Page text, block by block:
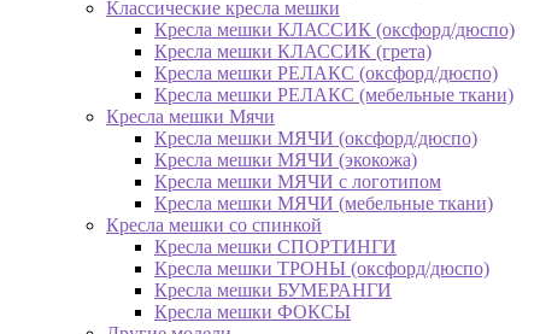
Классические кресла мешки
Кресла мешки КЛАССИК (оксфорд/дюспо)
Кресла мешки КЛАССИК (грета)
Креслa мешки РЕЛАКС (оксфорд/дюспо)
Креслa мешки РЕЛАКС (мебельные ткани)
Кресла мешки Мячи
Кресла мешки МЯЧИ (оксфорд/дюспо)
Кресла мешки МЯЧИ (экокожа)
Кресла мешки МЯЧИ с логотипом
Кресла мешки МЯЧИ (мебельные ткани)
Кресла мешки со спинкой
Кресла мешки СПОРТИНГИ
Кресла мешки ТРОНЫ (оксфорд/дюспо)
Кресла мешки БУМЕРАНГИ
Кресла мешки ФОКСЫ